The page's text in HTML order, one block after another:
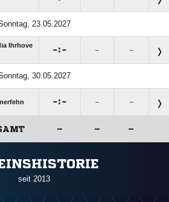
23.05.2027
Ihrhove
: – –
30.05.2027
: – –
– – –
seit 2013